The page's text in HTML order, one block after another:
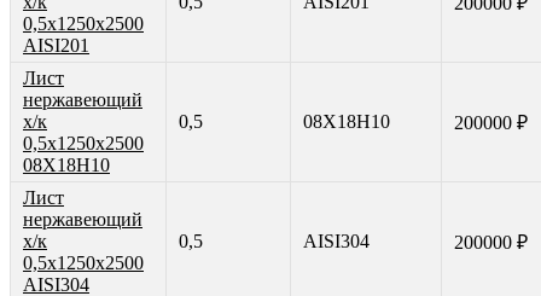
0,5х1250х2500
AISI201
Лист
нержавеющий
х/к
0,5х1250х2500
08Х18Н10
0,5 08Х18Н10 200000 ₽
Лист
нержавеющий
х/к
0,5х1250х2500
AISI304
0,5 AISI304 200000 ₽